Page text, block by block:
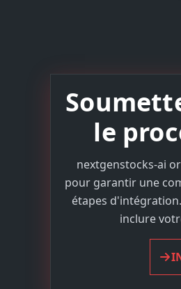
le
nextgenstocks-ai
pour garantir une
étapes
inclure